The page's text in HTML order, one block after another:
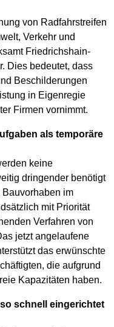
von Radfahrstreifen
Verkehr und
Friedrichshain-
Dies bedeutet, dass
Beschilderungen
in Eigenregie
Firmen vornimmt.
als temporäre
keine
dringender benötigt
im
mit Priorität
Verfahren von
jetzt angelaufene
das erwünschte
die aufgrund
Kapazitäten haben.
schnell eingerichtet